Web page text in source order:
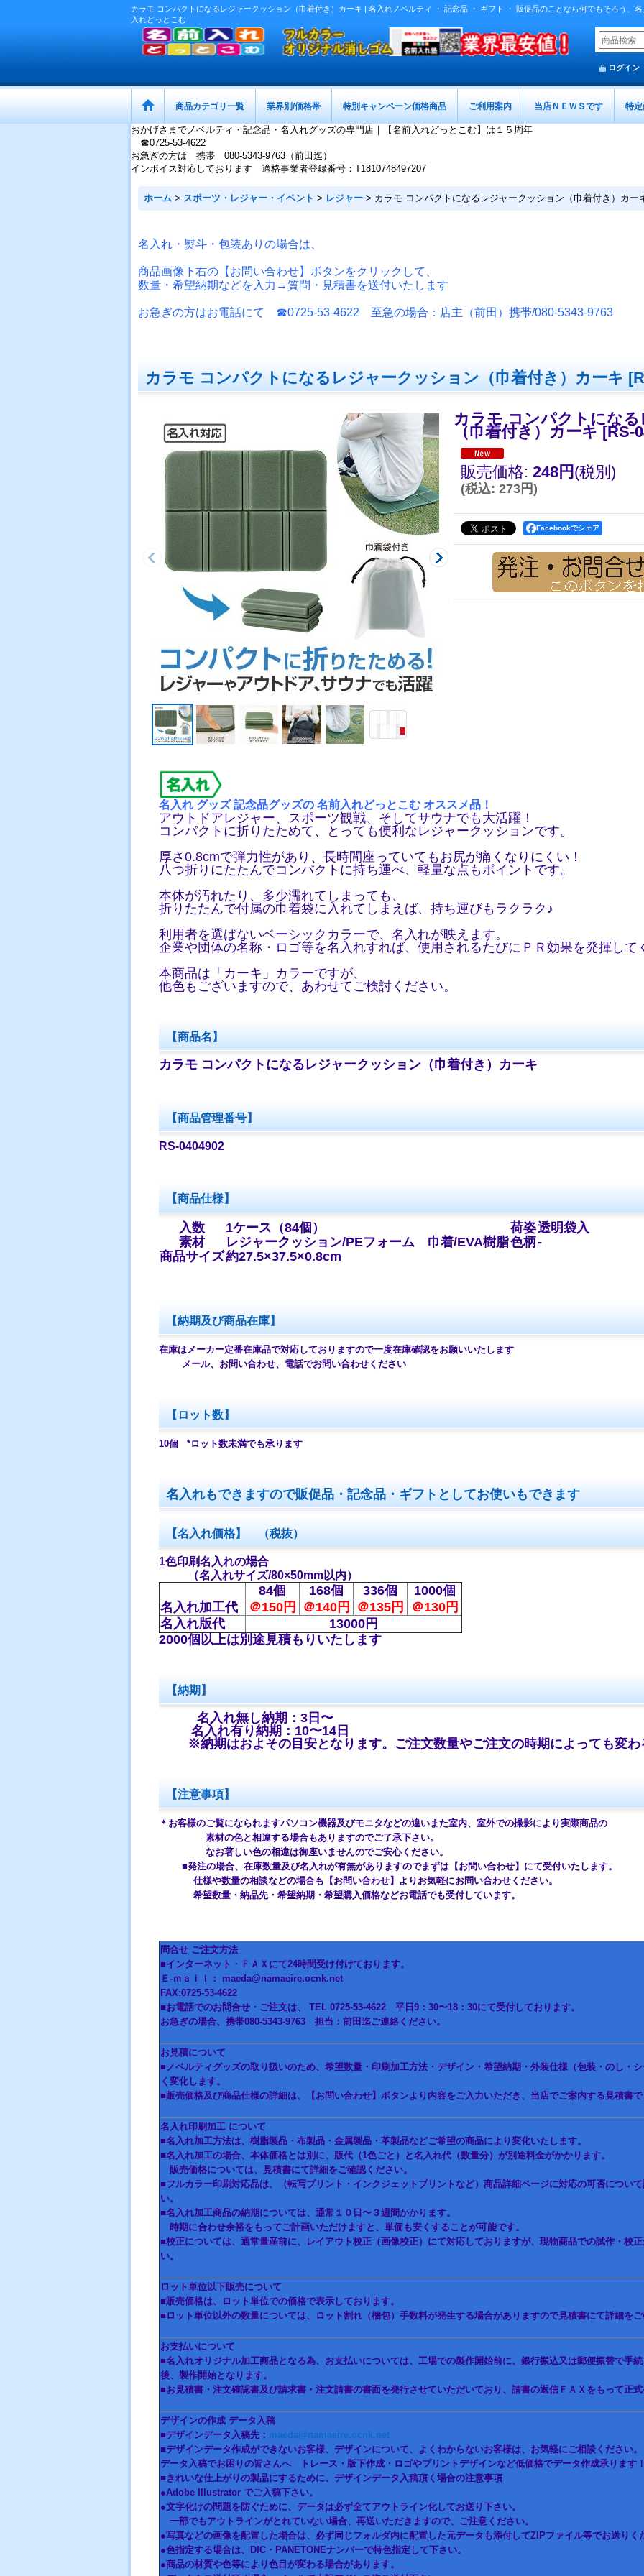
カラモ コンパクトになるレジャークッション（巾着付き）カーキ | 名入れノベルティ ・ 記念品 ・ ギフト ・ 販促品のことなら何でもそろう、
入れどっとこむ
ログイン
商品カテゴリ一覧 業界別/価格帯 特別キャンペーン価格商品 ご利用案内 当店ＮＥＷＳです 特
おかげさまでノベルティ・記念品・名入れグッズの専門店｜【名前入れどっとこむ】は１５周年
☎0725-53-4622
お急ぎの方は 携帯 080-5343-9763（前田迄）
インボイス対応しております 適格事業者登録番号：T1810748497207
ホーム > スポーツ・レジャー・イベント > レジャー > カラモ コンパクトになるレジャークッション（巾着付き）カー
名入れ・熨斗・包装ありの場合は、
商品画像下右の【お問い合わせ】ボタンをクリックして、
数量・希望納期などを入力→質問・見積書を送付いたします
お急ぎの方はお電話にて ☎0725-53-4622 至急の場合：店主（前田）携帯/080-5343-9763
カラモ コンパクトになるレジャークッション（巾着付き）カーキ [
カラモ コンパクトにな
（巾着付き）カーキ [RS-
販売価格: 248円 (税別)
(税込: 273円)
Facebookでシェア
名入れ グッズ 記念品グッズの 名前入れどっとこむ オススメ品！
アウトドアレジャー、スポーツ観戦、そしてサウナでも大活躍！
コンパクトに折りたためて、とっても便利なレジャークッションです。
厚さ0.8cmで弾力性があり、長時間座っていてもお尻が痛くなりにくい！
八つ折りにたたんでコンパクトに持ち運べ、軽量な点もポイントです。
本体が汚れたり、多少濡れてしまっても、
折りたたんで付属の巾着袋に入れてしまえば、持ち運びもラクラク♪
利用者を選ばないベーシックカラーで、名入れが映えます。
企業や団体の名称・ロゴ等を名入れすれば、使用されるたびにＰＲ効果を発揮して
本商品は「カーキ」カラーですが、
他色もございますので、あわせてご検討ください。
【商品名】
カラモ コンパクトになるレジャークッション（巾着付き）カーキ
【商品管理番号】
RS-0404902
【商品仕様】
入数 1ケース（84個） 荷姿透明袋入
素材
レジャークッション/PEフォーム 巾着/EVA樹脂色柄-
商品サイズ約27.5×37.5×0.8cm
【納期及び商品在庫】
在庫はメーカー定番在庫品で対応しておりますので一度在庫確認をお願いいたします
メール、お問い合わせ、電話でお問い合わせください
【ロット数】
10個 *ロット数未満でも承ります
名入れもできますので販促品・記念品・ギフトとしてお使いもできます
【名入れ価格】 （税抜）
1色印刷名入れの場合
（名入れサイズ/80×50mm以内）
84個 168個 336個
1000個
名入れ加工代
＠150円 ＠140円 ＠135円
＠130円
名入れ版代
13000円
2000個以上は別途見積もりいたします
【納期】
名入れ無し納期：3日〜
名入れ有り納期：10〜14日
※納期はおよその目安となります。ご注文数量やご注文の時期によっても変わ
【注意事項】
＊お客様のご覧になられますパソコン機器及びモニタなどの違いまた室内、室外での撮影により実際商品の
素材の色と相違する場合もありますのでご了承下さい。
なお著しい色の相違は御座いませんのでご安心ください。
■発注の場合、在庫数量及び名入れが有無がありますのでまずは 【お問い合わせ】 にて受付いたします。
仕様や数量の相談などの場合も 【お問い合わせ】 よりお気軽にお問い合わせください。
希望数量・納品先・希望納期・希望購入価格などお電話でも受付しています。
問合せ ご注文方法
■インターネット・ＦＡＸにて24時間受け付けております。
Ｅ-ｍａｉｌ： maeda@namaeire.ocnk.net
FAX:0725-53-4622
■お電話でのお問合せ・ご注文は、 TEL 0725-53-4622 平日9：30〜18：30にて受付しております。
お急ぎの場合、携帯080-5343-9763 担当：前田迄ご連絡ください。
お見積について
■ノベルティグッズの取り扱いのため、希望数量・印刷加工方法・デザイン・希望納期・外装仕様（包装・のし・
く変化します。
■販売価格及び商品仕様の詳細は、【お問い合わせ】ボタンより内容をご入力いただき、当店でご案内する見積書で
名入れ印刷加工 について
■名入れ加工方法は、樹脂製品・布製品・金属製品・革製品などご希望の商品により変化いたします。
■名入れ加工の場合、本体価格とは別に、版代（1色ごと）と名入れ代（数量分）が別途料金がかかります。
販売価格については、見積書にて詳細をご確認ください。
■フルカラー印刷対応品は、（転写プリント・インクジェットプリントなど）商品詳細ページに対応の可否につい
い。
■名入れ加工商品の納期については、通常１０日〜３週間かかります。
時期に合わせ余裕をもってご計画いただけますと、単価も安くすることが可能です。
■校正については、通常量産前に、レイアウト校正（画像校正）にて対応しておりますが、現物商品での試作・校
い。
ロット単位以下販売について
■販売価格は、ロット単位での価格で表示しております。
■ロット単位以外の数量については、ロット割れ（梱包）手数料が発生する場合がありますので見積書にて詳細をご
お支払いについて
■名入れオリジナル加工商品となる為、お支払いについては、工場での製作開始前に、銀行振込又は郵便振替で手
後、製作開始となります。
■お見積書・注文確認書及び請求書・注文請書の書面を発行させていただいており、請書の返信ＦＡＸをもって正式
デザインの作成 データ入稿
■デザインデータ入稿先： maeda@namaeire.ocnk.net
■デザインデータ作成ができないお客様、デザインについて、よくわからないお客様は、お気軽にご相談ください。
データ入稿でお困りの皆さんへ トレース・版下作成・ロゴやプリントデザインなど低価格でデータ作成承ります！
■きれいな仕上がりの製品にするために、デザインデータ入稿頂く場合の注意事項
●Adobe Illustrator でご入稿下さい。
●文字化けの問題を防ぐために、データは必ず全てアウトライン化してお送り下さい。
一部でもアウトラインがとれていない場合、再送いただきますので、ご注意ください。
●写真などの画像を配置した場合は、必ず同じフォルダ内に配置した元データも添付してZIPファイル等でお送りく
●色指定する場合は、DIC・PANETONEナンバーで特色指定して下さい。
●商品の材質や色等により色目が変わる場合があります。